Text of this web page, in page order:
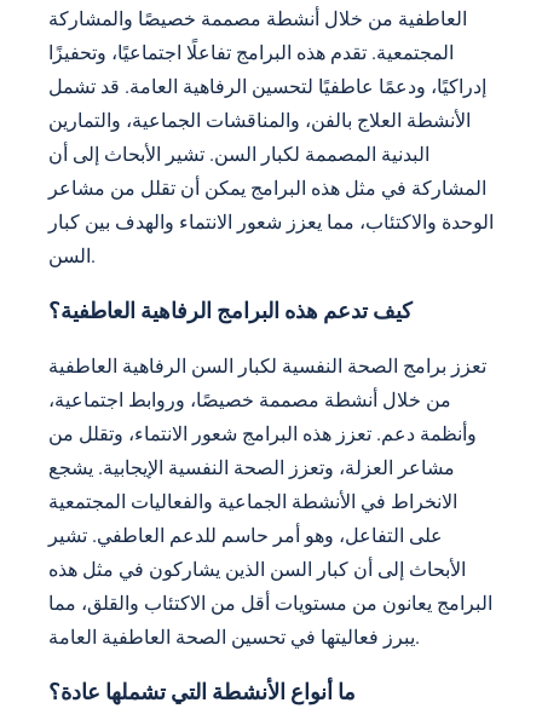
العاطفية من خلال أنشطة مصممة خصيصًا والمشاركة
المجتمعية. تقدم هذه البرامج تفاعلًا اجتماعيًا، وتحفيزًا
إدراكيًا، ودعمًا عاطفيًا لتحسين الرفاهية العامة. قد تشمل
الأنشطة العلاج بالفن، والمناقشات الجماعية، والتمارين
البدنية المصممة لكبار السن. تشير الأبحاث إلى أن
المشاركة في مثل هذه البرامج يمكن أن تقلل من مشاعر
الوحدة والاكتئاب، مما يعزز شعور الانتماء والهدف بين كبار
السن.
كيف تدعم هذه البرامج الرفاهية العاطفية؟
تعزز برامج الصحة النفسية لكبار السن الرفاهية العاطفية
من خلال أنشطة مصممة خصيصًا، وروابط اجتماعية،
وأنظمة دعم. تعزز هذه البرامج شعور الانتماء، وتقلل من
مشاعر العزلة، وتعزز الصحة النفسية الإيجابية. يشجع
الانخراط في الأنشطة الجماعية والفعاليات المجتمعية
على التفاعل، وهو أمر حاسم للدعم العاطفي. تشير
الأبحاث إلى أن كبار السن الذين يشاركون في مثل هذه
البرامج يعانون من مستويات أقل من الاكتئاب والقلق، مما
يبرز فعاليتها في تحسين الصحة العاطفية العامة.
ما أنواع الأنشطة التي تشملها عادة؟